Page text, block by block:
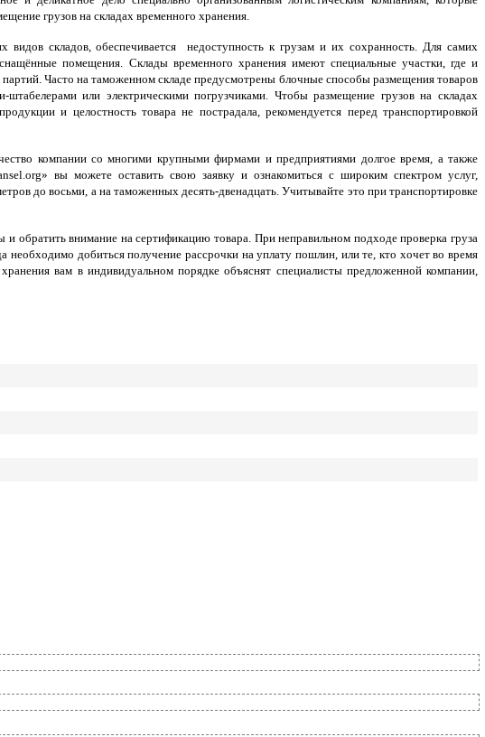
грузов на складах временного хранения.
видов складов, обеспечивается недоступность к грузам и их сохранность. Для самих
помещения. Склады временного хранения имеют специальные участки, где и
Часто на таможенном складе предусмотрены блочные способы размещения товаров
или электрическими погрузчиками. Чтобы размещение грузов на складах
и целостность товара не пострадала, рекомендуется перед транспортировкой
компании со многими крупными фирмами и предприятиями долгое время, а также
вы можете оставить свою заявку и ознакомиться с широким спектром услуг,
до восьми, а на таможенных десять-двенадцать. Учитывайте это при транспортировке
обратить внимание на сертификацию товара. При неправильном подходе проверка груза
необходимо добиться получение рассрочки на уплату пошлин, или те, кто хочет во время
вам в индивидуальном порядке объяснят специалисты предложенной компании,